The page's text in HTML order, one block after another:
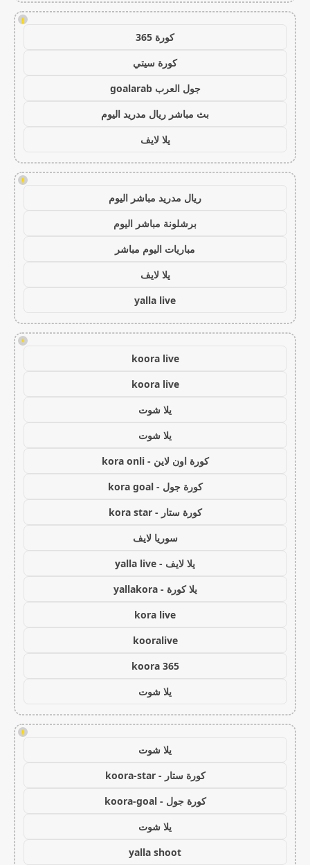
!
كورة 365
كورة سيتي
جول العرب goalarab
بث مباشر ريال مدريد اليوم
يلا لايف
!
ريال مدريد مباشر اليوم
برشلونة مباشر اليوم
مباريات اليوم مباشر
يلا لايف
yalla live
!
koora live
koora live
يلا شوت
يلا شوت
كورة اون لاين - kora onli
كورة جول - kora goal
كورة ستار - kora star
سوريا لايف
يلا لايف - yalla live
يلا كورة - yallakora
kora live
kooralive
koora 365
يلا شوت
!
يلا شوت
كورة ستار - koora-star
كورة جول - koora-goal
يلا شوت
yalla shoot